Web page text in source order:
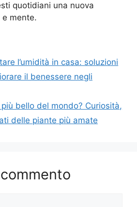
quotidiani una nuova
e mente.
l’umidità in casa: soluzioni
il benessere negli
bello del mondo? Curiosità,
delle piante più amate